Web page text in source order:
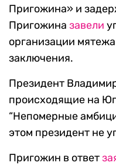
Пригожина» и
Пригожина завели
организации
заключения.
Президент
происходящие на
“Непомерные
этом президент не
Пригожин в ответ